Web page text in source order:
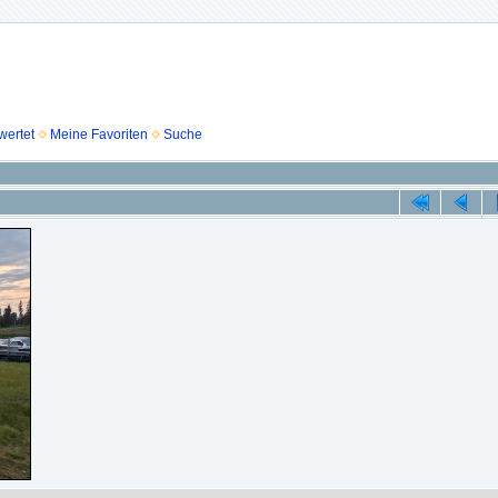
Meine Favoriten Suche